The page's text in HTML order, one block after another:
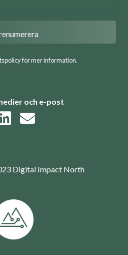
för mer information.
och e-post
Digital Impact North